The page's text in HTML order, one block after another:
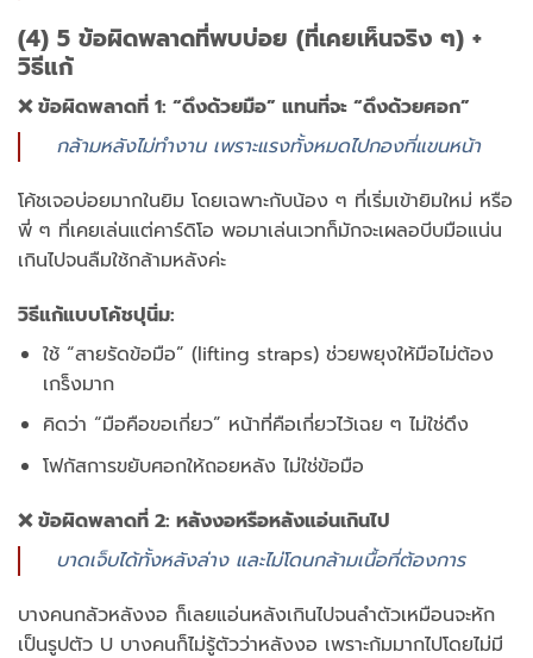
(4) 5 ข้อผิดพลาดที่พบบ่อย (ที่เคยเห็นจริง ๆ) +
วิธีแก้
❌ ข้อผิดพลาดที่ 1: “ดึงด้วยมือ” แทนที่จะ “ดึงด้วยศอก”
กล้ามหลังไม่ทำงาน เพราะแรงทั้งหมดไปกองที่แขนหน้า
โค้ชเจอบ่อยมากในยิม โดยเฉพาะกับน้อง ๆ ที่เริ่มเข้ายิมใหม่ หรือ
พี่ ๆ ที่เคยเล่นแต่คาร์ดิโอ พอมาเล่นเวทก็มักจะเผลอบีบมือแน่น
เกินไปจนลืมใช้กล้ามหลังค่ะ
วิธีแก้แบบโค้ชปุนิ่ม:
ใช้ “สายรัดข้อมือ” (lifting straps) ช่วยพยุงให้มือไม่ต้อง
เกร็งมาก
คิดว่า “มือคือขอเกี่ยว” หน้าที่คือเกี่ยวไว้เฉย ๆ ไม่ใช่ดึง
โฟกัสการขยับศอกให้ถอยหลัง ไม่ใช่ข้อมือ
❌ ข้อผิดพลาดที่ 2: หลังงอหรือหลังแอ่นเกินไป
บาดเจ็บได้ทั้งหลังล่าง และไม่โดนกล้ามเนื้อที่ต้องการ
บางคนกลัวหลังงอ ก็เลยแอ่นหลังเกินไปจนลำตัวเหมือนจะหัก
เป็นรูปตัว U บางคนก็ไม่รู้ตัวว่าหลังงอ เพราะก้มมากไปโดยไม่มี